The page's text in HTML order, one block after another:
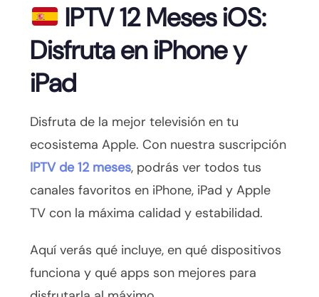
IPTV 12 Meses iOS:
Disfruta en iPhone y
iPad
Disfruta de la mejor televisión en tu
ecosistema Apple. Con nuestra suscripción
IPTV de 12 meses, podrás ver todos tus
canales favoritos en iPhone, iPad y Apple
TV con la máxima calidad y estabilidad.
Aquí verás qué incluye, en qué dispositivos
funciona y qué apps son mejores para